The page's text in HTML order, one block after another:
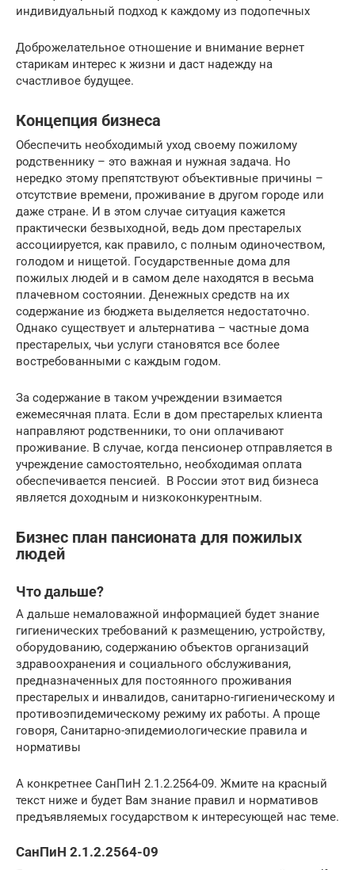
индивидуальный подход к каждому из подопечных
Доброжелательное отношение и внимание вернет
старикам интерес к жизни и даст надежду на
счастливое будущее.
Концепция бизнеса
Обеспечить необходимый уход своему пожилому
родственнику – это важная и нужная задача. Но
нередко этому препятствуют объективные причины –
отсутствие времени, проживание в другом городе или
даже стране. И в этом случае ситуация кажется
практически безвыходной, ведь дом престарелых
ассоциируется, как правило, с полным одиночеством,
голодом и нищетой. Государственные дома для
пожилых людей и в самом деле находятся в весьма
плачевном состоянии. Денежных средств на их
содержание из бюджета выделяется недостаточно.
Однако существует и альтернатива – частные дома
престарелых, чьи услуги становятся все более
востребованными с каждым годом.
За содержание в таком учреждении взимается
ежемесячная плата. Если в дом престарелых клиента
направляют родственники, то они оплачивают
проживание. В случае, когда пенсионер отправляется в
учреждение самостоятельно, необходимая оплата
обеспечивается пенсией. В России этот вид бизнеса
является доходным и низкоконкурентным.
Бизнес план пансионата для пожилых
людей
Что дальше?
А дальше немаловажной информацией будет знание
гигиенических требований к размещению, устройству,
оборудованию, содержанию объектов организаций
здравоохранения и социального обслуживания,
предназначенных для постоянного проживания
престарелых и инвалидов, санитарно-гигиеническому и
противоэпидемическому режиму их работы. А проще
говоря, Санитарно-эпидемиологические правила и
нормативы
А конкретнее СанПиН 2.1.2.2564-09. Жмите на красный
текст ниже и будет Вам знание правил и нормативов
предъявляемых государством к интересующей нас теме.
СанПиН 2.1.2.2564-09